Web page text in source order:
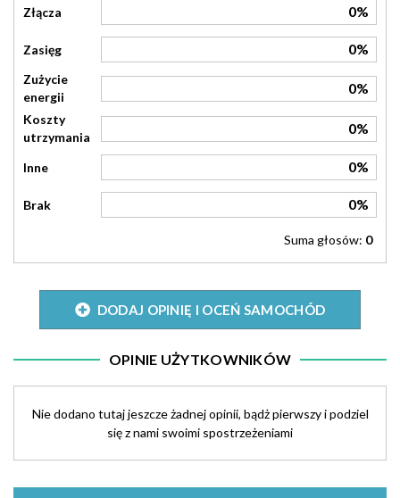
Złącza 0%
Zasięg 0%
Zużycie
energii
0%
Koszty
utrzymania
0%
Inne 0%
Brak 0%
Suma głosów: 0
DODAJ OPINIĘ I OCEŃ SAMOCHÓD
OPINIE UŻYTKOWNIKÓW
Nie dodano tutaj jeszcze żadnej opinii, bądż pierwszy i podziel
się z nami swoimi spostrzeżeniami